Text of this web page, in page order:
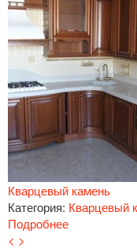
Кварцевый камень
Категория: Кварцевый
Подробнее
< >